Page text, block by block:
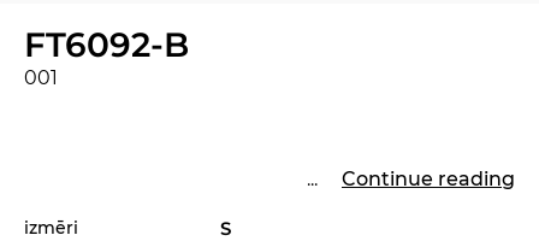
FT6092-B
001
... Continue reading
izmēri S